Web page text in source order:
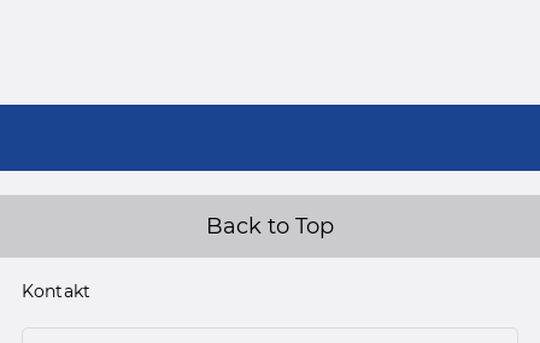
Back to Top
Kontakt